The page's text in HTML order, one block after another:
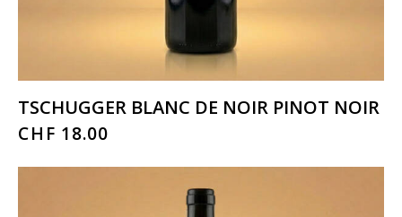
TSCHUGGER BLANC DE NOIR PINOT NOIR
CHF 18.00